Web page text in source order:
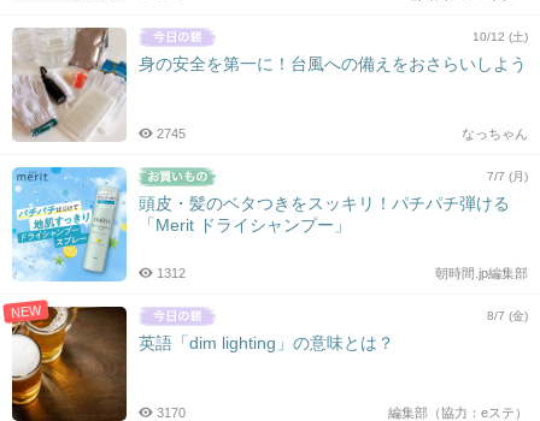
10/12 (土)
身の安全を第一に！台風への備えをおさらいしよう
なっちゃん
2745
7/7 (月)
頭皮・髪のベタつきをスッキリ！パチパチ弾ける
「Merit ドライシャンプー」
朝時間.jp編集部
1312
NEW 8/7 (金)
英語「dim lighting」の意味とは？
編集部（協力：eステ）
3170